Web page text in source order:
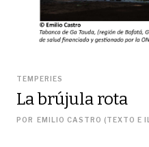
TEMPERIES
La brújula rota
POR EMILIO CASTRO (TEXTO E